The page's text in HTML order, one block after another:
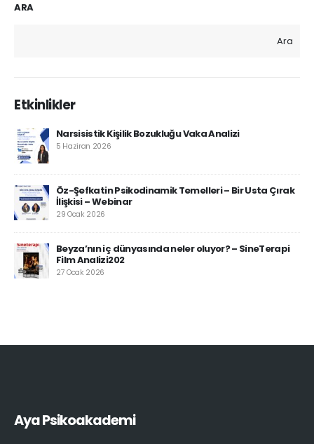
ARA
Ara
Etkinlikler
Narsisistik Kişilik Bozukluğu Vaka Analizi
5 Haziran 2026
Öz-Şefkatin Psikodinamik Temelleri – Bir Usta Çırak
İlişkisi – Webinar
29 Ocak 2026
Beyza’nın iç dünyasında neler oluyor? – SineTerapi
Film Analizi202
27 Ocak 2026
Aya Psikoakademi